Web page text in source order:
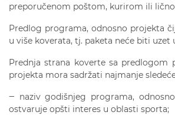
preporučenom poštom, kurirom ili
Predlog programa, odnosno projekta
u više koverata, tj. paketa neće biti uzet
Prednja strana koverte sa predlogom
projekta mora sadržati najmanje
‒ naziv godišnjeg programa,
ostvaruje opšti interes u oblasti sporta;